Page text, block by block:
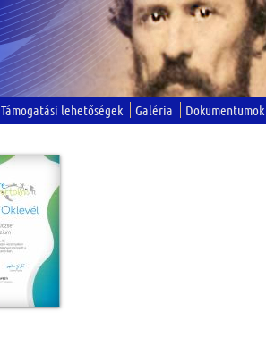
Támogatási lehetőségek Galéria Dokumentumok